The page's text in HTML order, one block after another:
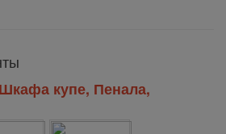
купе, Пенала,